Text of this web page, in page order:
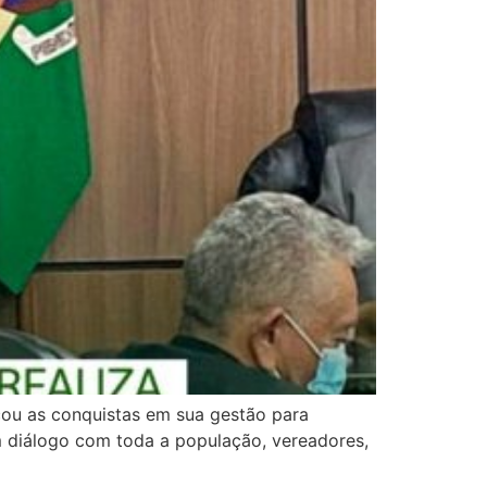
as conquistas em sua gestão para
com toda a população, vereadores,